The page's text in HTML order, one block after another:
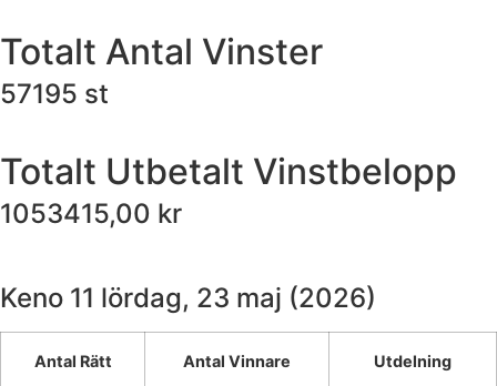
Totalt Antal Vinster
57195 st
Totalt Utbetalt Vinstbelopp
1053415,00 kr
Keno 11 lördag, 23 maj (2026)
Antal Rätt Antal Vinnare Utdelning